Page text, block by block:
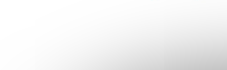
SAUCONY ENDORPHIN AZURA